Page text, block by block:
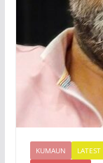
KUMAUN LATEST